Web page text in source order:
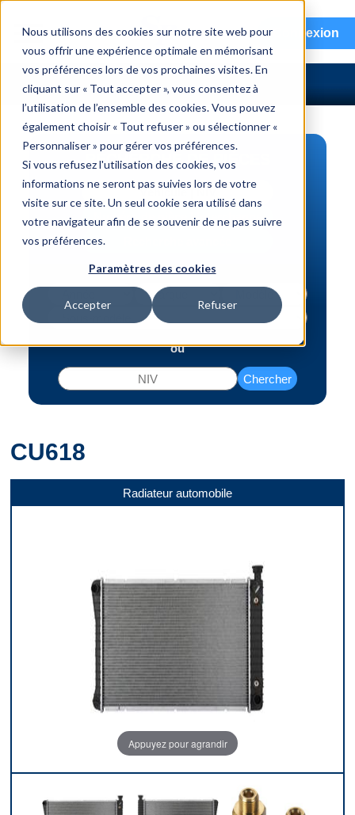
Nous utilisons des cookies sur notre site web pour
vous offrir une expérience optimale en mémorisant
vos préférences lors de vos prochaines visites. En
cliquant sur « Tout accepter », vous consentez à
l’utilisation de l’ensemble des cookies. Vous pouvez
également choisir « Tout refuser » ou sélectionner «
Personnaliser » pour gérer vos préférences.
Si vous refusez l'utilisation des cookies, vos
informations ne seront pas suivies lors de votre
visite sur ce site. Un seul cookie sera utilisé dans
votre navigateur afin de se souvenir de ne pas suivre
vos préférences.
Paramètres des cookies
Accepter Refuser
menu Connexion
RECHERCHE DE PIÈCES
Véhicule | NIV
Numéro de pièce | interchange
ou
Chercher
CU618
Radiateur automobile
Appuyez pour agrandir